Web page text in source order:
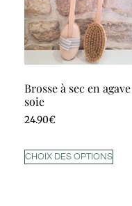
Brosse à sec en
soie
24.90€
CHOIX DES OPTIONS